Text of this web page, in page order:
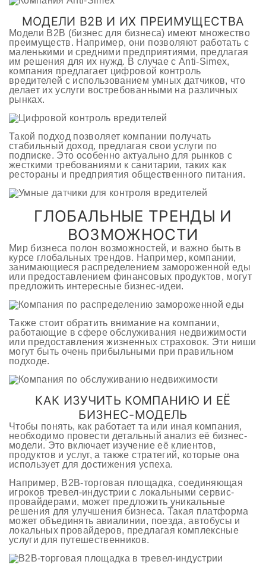
МОДЕЛИ B2B И ИХ ПРЕИМУЩЕСТВА
Модели B2B (бизнес для бизнеса) имеют множество
преимуществ. Например, они позволяют работать с
маленькими и средними предприятиями, предлагая
им решения для их нужд. В случае с Anti-Simex,
компания предлагает цифровой контроль
вредителей с использованием умных датчиков, что
делает их услуги востребованными на различных
рынках.
Такой подход позволяет компании получать
стабильный доход, предлагая свои услуги по
подписке. Это особенно актуально для рынков с
жесткими требованиями к санитарии, таких как
рестораны и предприятия общественного питания.
ГЛОБАЛЬНЫЕ ТРЕНДЫ И
ВОЗМОЖНОСТИ
Мир бизнеса полон возможностей, и важно быть в
курсе глобальных трендов. Например, компании,
занимающиеся распределением замороженной еды
или предоставлением финансовых продуктов, могут
предложить интересные бизнес-идеи.
Также стоит обратить внимание на компании,
работающие в сфере обслуживания недвижимости
или предоставления жизненных страховок. Эти ниши
могут быть очень прибыльными при правильном
подходе.
КАК ИЗУЧИТЬ КОМПАНИЮ И ЕЁ
БИЗНЕС-МОДЕЛЬ
Чтобы понять, как работает та или иная компания,
необходимо провести детальный анализ её бизнес-
модели. Это включает изучение её клиентов,
продуктов и услуг, а также стратегий, которые она
использует для достижения успеха.
Например, B2B-торговая площадка, соединяющая
игроков тревел-индустрии с локальными сервис-
провайдерами, может предложить уникальные
решения для улучшения бизнеса. Такая платформа
может объединять авиалинии, поезда, автобусы и
локальных провайдеров, предлагая комплексные
услуги для путешественников.